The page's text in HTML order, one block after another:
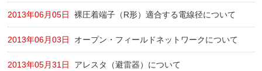
2013年06月05日 裸圧着端子（R形）適合する電線径について
2013年06月03日 オープン・フィールドネットワークについて
2013年05月31日 アレスタ（避雷器）について